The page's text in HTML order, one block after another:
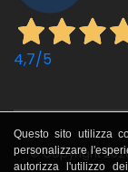
4,7/5
© Copyright
Questo sito utilizza
personalizzare
autorizza l'utilizzo